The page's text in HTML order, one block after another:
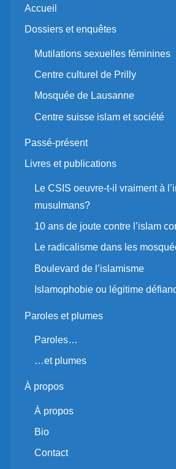
Accueil
Dossiers et enquêtes
Mutilations sexuelles féminines
Centre culturel de Prilly
Mosquée de Lausanne
Centre suisse islam et société
Passé-présent
Livres et publications
Le CSIS oeuvre-t-il vraiment à
musulmans?
10 ans de joute contre l’islam
Le radicalisme dans les
Boulevard de l’islamisme
Islamophobie ou légitime
Paroles et plumes
Paroles…
…et plumes
À propos
À propos
Bio
Contact